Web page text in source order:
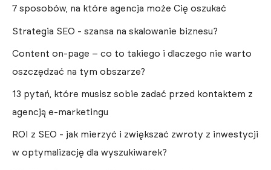
7 sposobów, na które agencja może Cię oszukać
Strategia SEO - szansa na skalowanie biznesu?
Content on-page – co to takiego i dlaczego nie warto
oszczędzać na tym obszarze?
13 pytań, które musisz sobie zadać przed kontaktem z
agencją e-marketingu
ROI z SEO - jak mierzyć i zwiększać zwroty z inwestycji
w optymalizację dla wyszukiwarek?